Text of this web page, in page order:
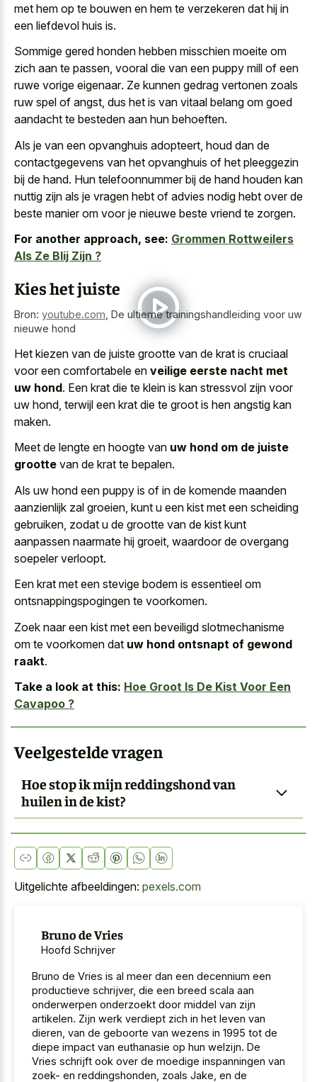
met hem op te bouwen en hem te verzekeren dat hij in
een liefdevol huis is.
Sommige gered honden hebben misschien moeite om
zich aan te passen, vooral die van een puppy mill of een
ruwe vorige eigenaar. Ze kunnen gedrag vertonen zoals
ruw spel of angst, dus het is van vitaal belang om goed
aandacht te besteden aan hun behoeften.
Als je van een opvanghuis adopteert, houd dan de
contactgegevens van het opvanghuis of het pleeggezin
bij de hand. Hun telefoonnummer bij de hand houden kan
nuttig zijn als je vragen hebt of advies nodig hebt over de
beste manier om voor je nieuwe beste vriend te zorgen.
For another approach, see: Grommen Rottweilers
Als Ze Blij Zijn ?
Kies het juiste
Bron: youtube.com, De ultieme trainingshandleiding voor uw
nieuwe hond
Het kiezen van de juiste grootte van de krat is cruciaal
voor een comfortabele en veilige eerste nacht met
uw hond. Een krat die te klein is kan stressvol zijn voor
uw hond, terwijl een krat die te groot is hen angstig kan
maken.
Meet de lengte en hoogte van uw hond om de juiste
grootte van de krat te bepalen.
Als uw hond een puppy is of in de komende maanden
aanzienlijk zal groeien, kunt u een kist met een scheiding
gebruiken, zodat u de grootte van de kist kunt
aanpassen naarmate hij groeit, waardoor de overgang
soepeler verloopt.
Een krat met een stevige bodem is essentieel om
ontsnappingspogingen te voorkomen.
Zoek naar een kist met een beveiligd slotmechanisme
om te voorkomen dat uw hond ontsnapt of gewond
raakt.
Take a look at this: Hoe Groot Is De Kist Voor Een
Cavapoo ?
Veelgestelde vragen
Hoe stop ik mijn reddingshond van
huilen in de kist?
Uitgelichte afbeeldingen: pexels.com
Bruno de Vries
Hoofd Schrijver
Bruno de Vries is al meer dan een decennium een
productieve schrijver, die een breed scala aan
onderwerpen onderzoekt door middel van zijn
artikelen. Zijn werk verdiept zich in het leven van
dieren, van de geboorte van wezens in 1995 tot de
diepe impact van euthanasie op hun welzijn. De
Vries schrijft ook over de moedige inspanningen van
zoek- en reddingshonden, zoals Jake, en de